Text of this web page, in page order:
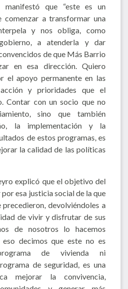
manifestó que “este es un
comenzar a transformar una
y nos obliga, como
a atenderla y dar
de que Más Barrio
en esa dirección. Quiero
el apoyo permanente en las
y prioridades que el
Contar con un socio que no
sino que también
la implementación y la
de estos programas, es
la calidad de las políticas
explicó que el objetivo del
esa justicia social de la que
precedieron, devolviéndoles a
de vivir y disfrutar de sus
de nosotros lo hacemos
decimos que este no es
de vivienda ni
de seguridad, es una
mejorar la convivencia,